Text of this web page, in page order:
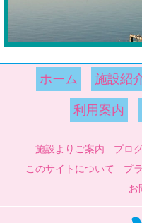
ホーム 施設紹
利用案内
施設よりご案内 プロ
このサイトについて
プ
お